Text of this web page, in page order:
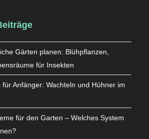
Gärten planen: Blühpflanzen,
für Insekten
Anfänger: Wachteln und Hühner im
für den Garten – Welches System